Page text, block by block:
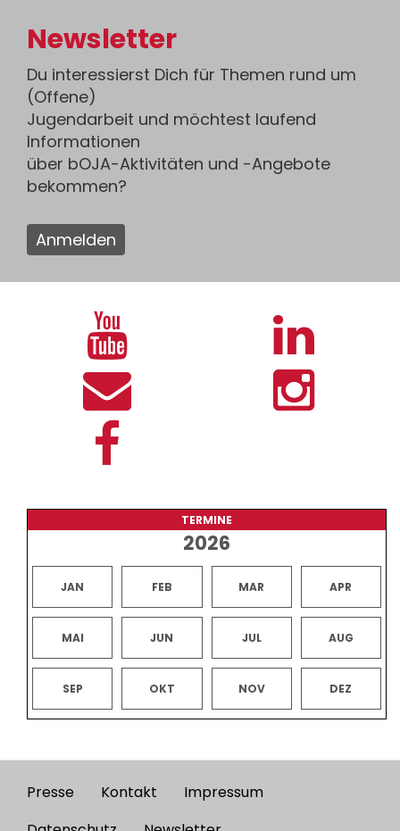
Newsletter
Du interessierst Dich für Themen rund um
(Offene)
Jugendarbeit und möchtest laufend
Informationen
über bOJA-Aktivitäten und -Angebote
bekommen?
Anmelden
TERMINE
2026
JAN FEB MAR APR
MAI JUN JUL AUG
SEP OKT NOV DEZ
Footer
Presse Kontakt
Impressum